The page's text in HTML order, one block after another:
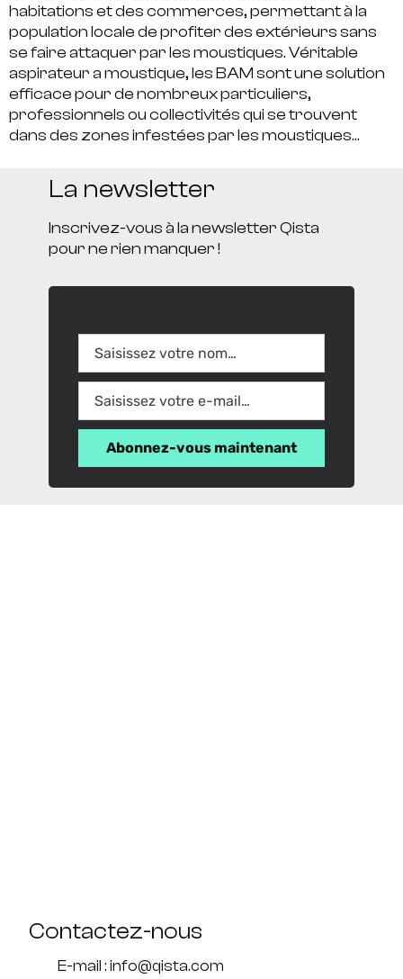
habitations et des commerces, permettant à la
population locale de profiter des extérieurs sans
se faire attaquer par les moustiques. Véritable
aspirateur a moustique, les BAM sont une solution
efficace pour de nombreux particuliers,
professionnels ou collectivités qui se trouvent
dans des zones infestées par les moustiques…
La newsletter
Inscrivez-vous à la newsletter Qista
pour ne rien manquer !
Contactez-nous
E-mail : info@qista.com